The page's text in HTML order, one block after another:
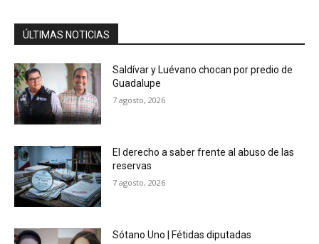
ÚLTIMAS NOTICIAS
Saldívar y Luévano chocan por predio de
Guadalupe
7 agosto, 2026
El derecho a saber frente al abuso de las
reservas
7 agosto, 2026
Sótano Uno | Fétidas diputadas